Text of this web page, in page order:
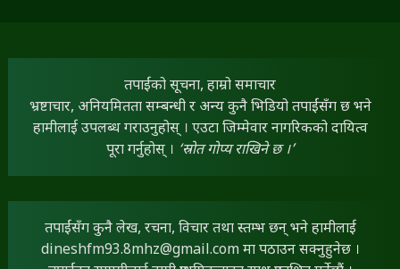
तपाईंको सूचना, हाम्रो समाचार
भ्रष्टाचार, अनियमितता सम्बन्धी र अन्य कुनै भिडियो तपाईंसँग छ भने
हामीलाई उपलब्ध गराउनुहोस् । एउटा जिम्मेवार नागरिकको दायित्व
पूरा गर्नुहोस् । ‘स्रोत गोप्य राखिने छ ।’
तपाईंसँग कुनै लेख, रचना, विचार तथा स्तम्भ छन् भने हामीलाई
dineshfm93.8mhz@gmail.comमा पठाउन सक्नुहुनेछ ।